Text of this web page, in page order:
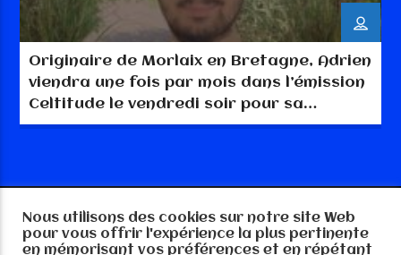
Originaire de Morlaix en Bretagne, Adrien
viendra une fois par mois dans l’émission
Celtitude le vendredi soir pour sa
chronique « Les découvertes d’Adrien »
Copyright RTGE-MEDIA 57 2025, tout droits
réservés
Nous utilisons des cookies sur notre site Web
pour vous offrir l'expérience la plus pertinente
en mémorisant vos préférences et en répétant